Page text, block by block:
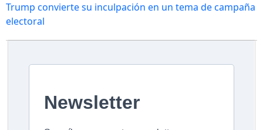
Trump convierte su inculpación en un tema de campaña
electoral